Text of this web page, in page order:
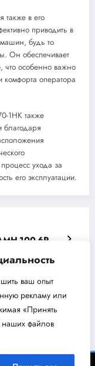
ваш опыт
рекламу или
«Принять
наших файлов
также в его
приводить в
будь то
Он обеспечивает
что особенно важно
оператора
1HK также
благодаря
ухода за
его эксплуатации.
100-6P
Denzel